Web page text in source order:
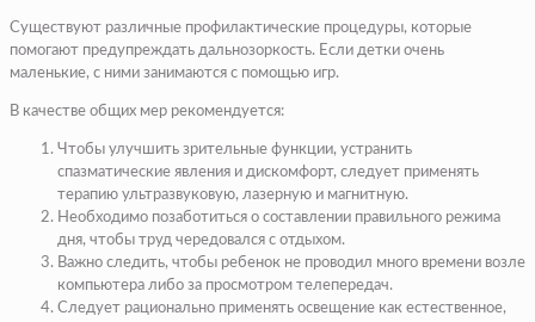
Существуют различные профилактические процедуры, которые
помогают предупреждать дальнозоркость. Если детки очень
маленькие, с ними занимаются с помощью игр.
В качестве общих мер рекомендуется:
Чтобы улучшить зрительные функции, устранить
спазматические явления и дискомфорт, следует применять
терапию ультразвуковую, лазерную и магнитную.
Необходимо позаботиться о составлении правильного режима
дня, чтобы труд чередовался с отдыхом.
Важно следить, чтобы ребенок не проводил много времени возле
компьютера либо за просмотром телепередач.
Следует рационально применять освещение как естественное,